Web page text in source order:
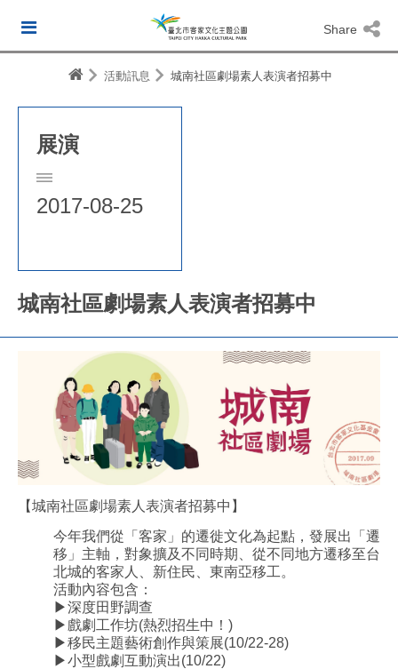
Share
活動訊息 城南社區劇場素人表演者招募中
展演
2017-08-25
城南社區劇場素人表演者招募中
【城南社區劇場素人表演者招募中】
今年我們從「客家」的遷徙文化為起點，發展出「遷
移」主軸，對象擴及不同時期、從不同地方遷移至台
北城的客家人、新住民、東南亞移工。
活動內容包含：
▶深度田野調查
▶戲劇工作坊(熱烈招生中！)
▶移民主題藝術創作與策展(10/22-28)
▶小型戲劇互動演出(10/22)